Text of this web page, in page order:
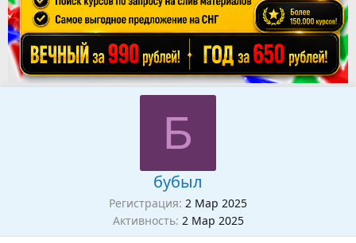
Б
бубыл
Регистрация 2 Мар 2025
Активность 2 Мар 2025